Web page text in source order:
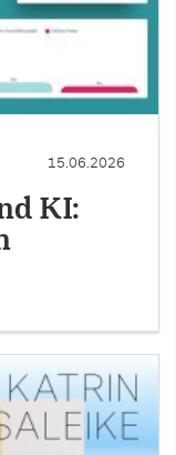
15.06.2026
KI: